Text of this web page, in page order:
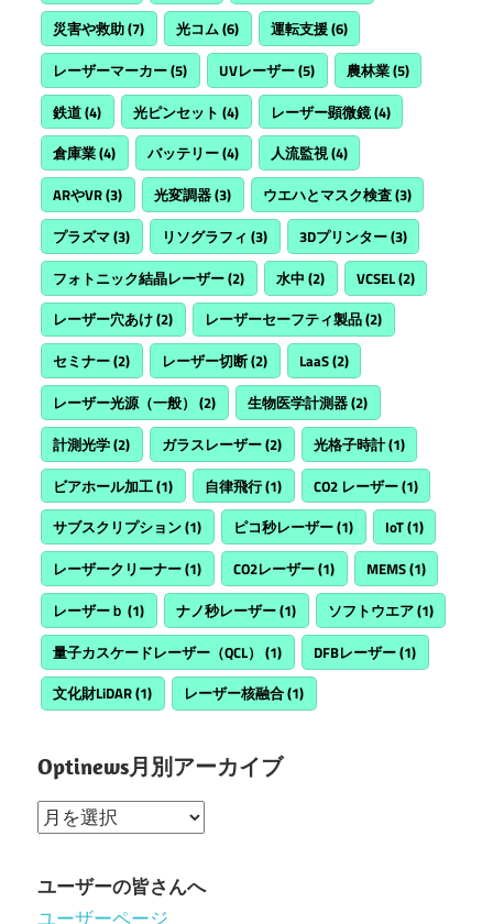
災害や救助(7) 光コム(6) 運転支援(6)
レーザーマーカー(5) UVレーザー(5) 農林業(5)
鉄道(4) 光ピンセット (4) レーザー顕微鏡(4)
倉庫業(4) バッテリー(4) 人流監視(4)
ARやVR(3) 光変調器(3) ウエハとマスク検査(3)
プラズマ(3) リソグラフィ (3) 3Dプリンター(3)
フォトニック結晶レーザー(2) 水中 (2) VCSEL(2)
レーザー穴あけ(2) レーザーセーフティ製品(2)
セミナー(2) レーザー切断(2) LaaS(2)
レーザー光源（一般） (2) 生物医学計測器(2)
計測光学(2) ガラスレーザー(2) 光格子時計(1)
ビアホール加工(1) 自律飛行(1) CO2 レーザー(1)
サブスクリプション(1) ピコ秒レーザー(1) IoT(1)
レーザークリーナー(1) CO2レーザー(1) MEMS(1)
レーザーｂ (1) ナノ秒レーザー(1) ソフトウエア(1)
量子カスケードレーザー（QCL） (1) DFBレーザー(1)
文化財LiDAR(1) レーザー核融合(1)
Optinews月別アーカイブ
Optinews
別
ア
ユーザーの皆さんへ